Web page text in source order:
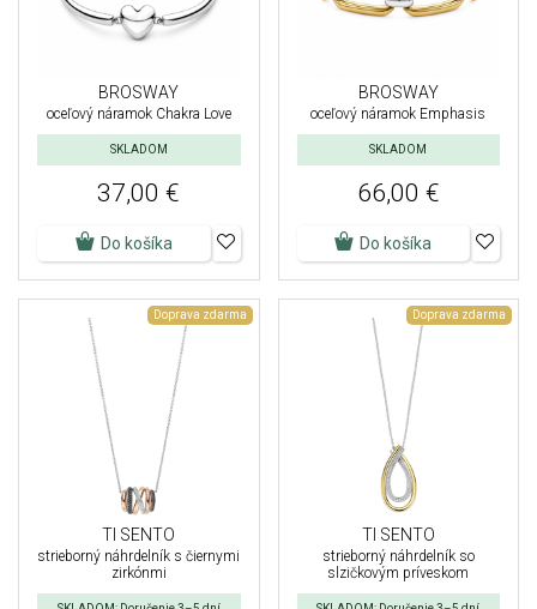
BROSWAY
oceľový náramok Chakra Love
SKLADOM
37,00 €
Do košíka
BROSWAY
oceľový náramok Emphasis
SKLADOM
66,00 €
Do košíka
Doprava zdarma
TI SENTO
strieborný náhrdelník s čiernymi
zirkónmi
Doprava zdarma
TI SENTO
strieborný náhrdelník so
slzičkovým príveskom